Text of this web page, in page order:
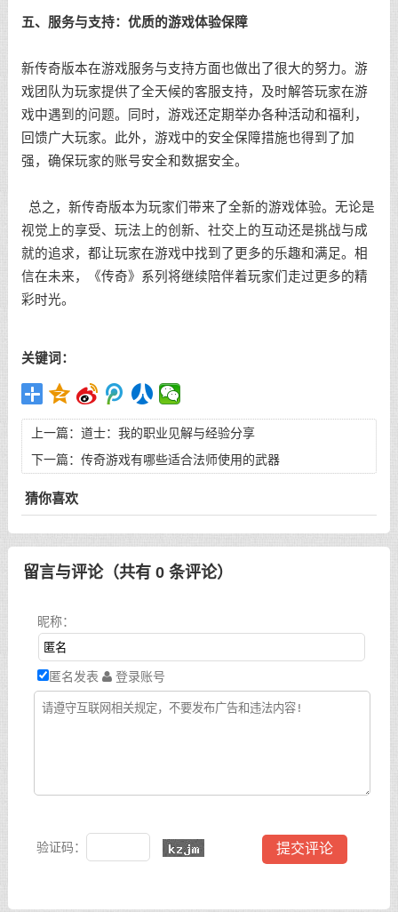
五、服务与支持：优质的游戏体验保障
新传奇版本在游戏服务与支持方面也做出了很大的努力。游
戏团队为玩家提供了全天候的客服支持，及时解答玩家在游
戏中遇到的问题。同时，游戏还定期举办各种活动和福利，
回馈广大玩家。此外，游戏中的安全保障措施也得到了加
强，确保玩家的账号安全和数据安全。
总之，新传奇版本为玩家们带来了全新的游戏体验。无论是
视觉上的享受、玩法上的创新、社交上的互动还是挑战与成
就的追求，都让玩家在游戏中找到了更多的乐趣和满足。相
信在未来，《传奇》系列将继续陪伴着玩家们走过更多的精
彩时光。
关键词：
上一篇： 道士：我的职业见解与经验分享
下一篇： 传奇游戏有哪些适合法师使用的武器
猜你喜欢
留言与评论（共有 0条评论）
昵称：
匿名发表 登录账号
验证码：